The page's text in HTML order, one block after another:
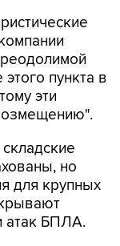
пункта в
эти
но
для крупных
атак БПЛА.